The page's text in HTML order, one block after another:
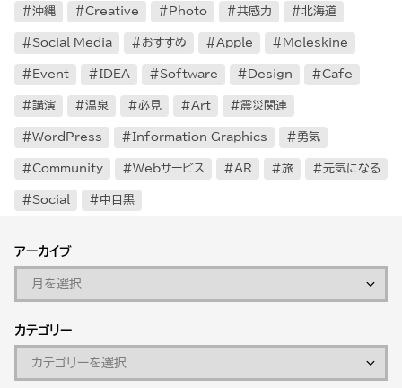
沖縄 Creative Photo 共感力 北海道
Social Media おすすめ Apple Moleskine
Event IDEA Software Design Cafe
講演 温泉 必見 Art 震災関連
WordPress Information Graphics 勇気
Community Webサービス AR 旅 元気になる
Social 中目黒
アーカイブ
カテゴリー